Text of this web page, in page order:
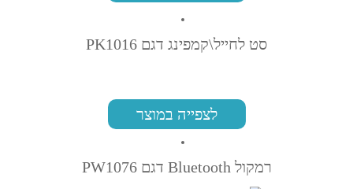
סט לחייל\קמפינג דגם PK1016
לצפייה במוצר
רמקול Bluetooth דגם PW1076